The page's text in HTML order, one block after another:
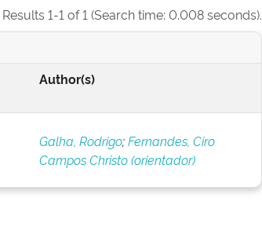
Results 1-1 of 1 (Search time: 0.008 seconds).
Author(s)
Galha, Rodrigo;Fernandes, Ciro
Campos Christo (orientador)